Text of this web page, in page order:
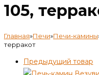
105,
Главная»Печи»Печи-камины
терракот
Предыдущий товар